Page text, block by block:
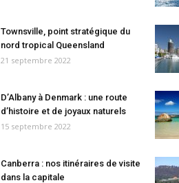
Townsville, point stratégique du
nord tropical Queensland
21 septembre 2022
D’Albany à Denmark : une route
d’histoire et de joyaux naturels
15 septembre 2022
Canberra : nos itinéraires de visite
dans la capitale